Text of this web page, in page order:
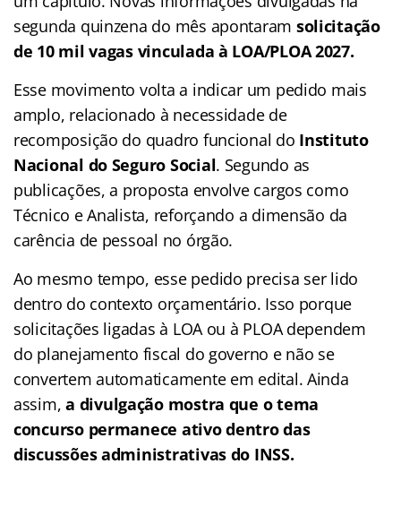
segunda quinzena do mês apontaram solicitação
de 10 mil vagas vinculada à LOA/PLOA 2027.
Esse movimento volta a indicar um pedido mais
amplo, relacionado à necessidade de
recomposição do quadro funcional do Instituto
Nacional do Seguro Social. Segundo as
publicações, a proposta envolve cargos como
Técnico e Analista, reforçando a dimensão da
carência de pessoal no órgão.
Ao mesmo tempo, esse pedido precisa ser lido
dentro do contexto orçamentário. Isso porque
solicitações ligadas à LOA ou à PLOA dependem
do planejamento fiscal do governo e não se
convertem automaticamente em edital. Ainda
assim,a divulgação mostra que o tema
concurso permanece ativo dentro das
discussões administrativas do INSS.